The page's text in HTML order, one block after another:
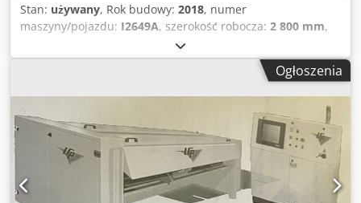
Stan: używany, Rok budowy: 2018, numer
maszyny/pojazdu: I2649A, szerokość robocza: 2 800 mm,
Używana maszyna do produkcji pudeł kartonowych LCR
Flexicut 2800 Crodey Ru Ikjpfx Apmef Oferujemy używaną
maszynę LCR Flexicut 2800, przeznaczoną do cięcia i
bigowania tektury falistej. Kluczowe informacje: Producent:
LCR Model: Flexicut 2800 Rok produkcji: 2018 Stan:
Używana Typ maszyny: Maszyna do produkcji pudeł
kartonowych Zastosowanie: Cięcie i bigowanie do produkcji
pudeł kartonowych Po więcej informacji, zdjęcia, dane
techniczne lub wycenę prosimy o kontakt poprzez
wiadomość lub telefon.
Ogłoszenia